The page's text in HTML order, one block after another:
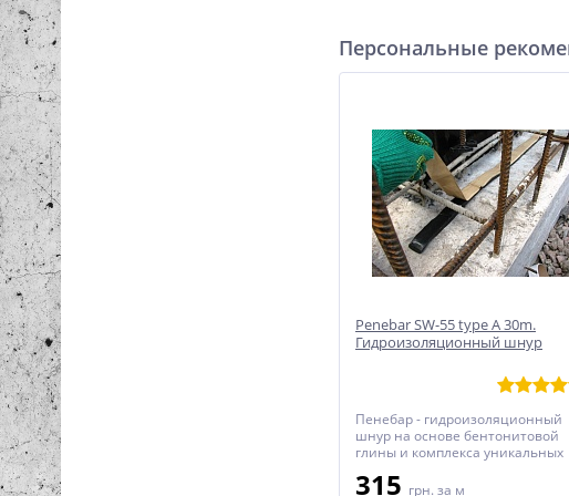
Персональные
Penebar SW-55 type A 30m.
Гидроизоляционный шнур
Пенебар - гидроизоляционный
шнур на основе бентонитовой
глины и комплекса уникальных
Применяется для герметизации
315 грн. за м